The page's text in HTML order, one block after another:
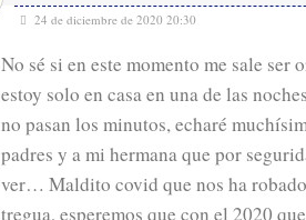
24 de diciembre de 2020 20:30
No sé si en este momento me sale ser
estoy solo en casa en una de las
no pasan los minutos, echaré
padres y a mi hermana que por
ver… Maldito covid que nos ha
tregua, esperemos que con el 2020